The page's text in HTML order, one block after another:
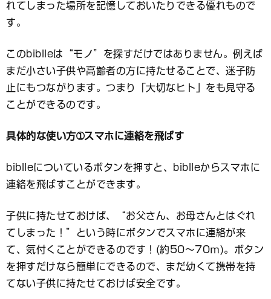
れてしまった場所を記憶しておいたりできる優れもので
す。
このbiblleは“モノ”を探すだけではありません。例えば
まだ小さい子供や高齢者の方に持たせることで、迷子防
止にもつながります。つまり「大切なヒト」をも見守る
ことができるのです。
具体的な使い方➀スマホに連絡を飛ばす
biblleについているボタンを押すと、biblleからスマホに
連絡を飛ばすことができます。
子供に持たせておけば、“お父さん、お母さんとはぐれ
てしまった！”という時にボタンでスマホに連絡が来
て、気付くことができるのです！(約50～70ｍ)。ボタン
を押すだけなら簡単にできるので、まだ幼くて携帯を持
てない子供に持たせておけば安全です。